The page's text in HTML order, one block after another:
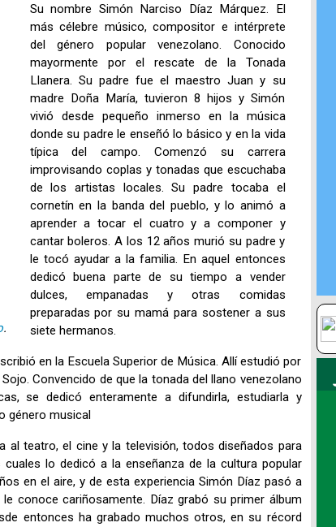
.
Su nombre Simón Narciso Díaz Márquez. El
más célebre músico, compositor e intérprete
del género popular venezolano. Conocido
mayormente por el rescate de la Tonada
Llanera. Su padre fue el maestro Juan y su
madre Doña María, tuvieron 8 hijos y Simón
vivió desde pequeño inmerso en la música
donde su padre le enseñó lo básico y en la vida
típica del campo. Comenzó su carrera
improvisando coplas y tonadas que escuchaba
de los artistas locales. Su padre tocaba el
cornetín en la banda del pueblo, y lo animó a
aprender a tocar el cuatro y a componer y
cantar boleros. A los 12 años murió su padre y
le tocó ayudar a la familia. En aquel entonces
dedicó buena parte de su tiempo a vender
dulces, empanadas y otras comidas
preparadas por su mamá para sostener a sus
siete hermanos.
en la Escuela Superior de Música. Allí estudió por
Convencido de que la tonada del llano venezolano
se dedicó enteramente a difundirla, estudiarla y
género musical
al teatro, el cine y la televisión, todos diseñados para
lo dedicó a la enseñanza de la cultura popular
en el aire, y de esta experiencia Simón Díaz pasó a
conoce cariñosamente. Díaz grabó su primer álbum
entonces ha grabado muchos otros, en su récord